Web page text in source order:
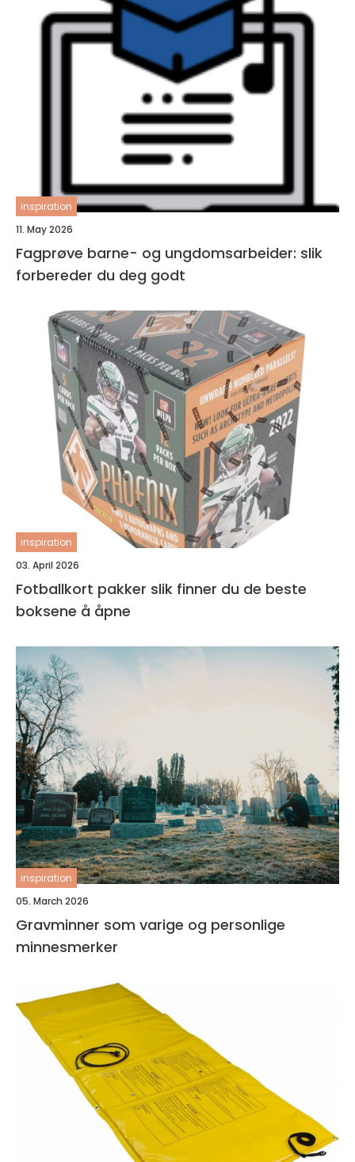
inspiration
11. May 2026
Fagprøve barne- og ungdomsarbeider: slik
forbereder du deg godt
inspiration
03. April 2026
Fotballkort pakker slik finner du de beste
boksene å åpne
inspiration
05. March 2026
Gravminner som varige og personlige
minnesmerker